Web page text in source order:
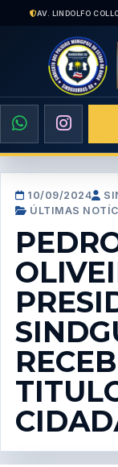
AV. LINDOLFO
10/09/2024
ÚLTIMAS